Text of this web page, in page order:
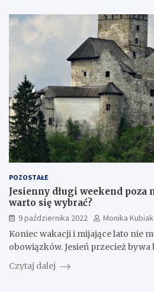
POZOSTAŁE
Jesienny długi weekend poza
warto się wybrać?
9 października 2022
Monika Kubiak
Koniec wakacji i mijające lato nie
obowiązków. Jesień przecież
Czytaj dalej